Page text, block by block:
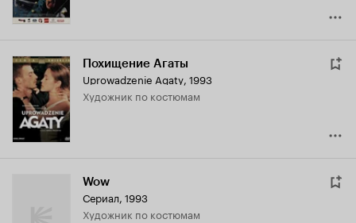
Похищение Агаты
Uprowadzenie Agaty, 1993
Художник по костюмам
Wow
Сериал, 1993
Художник по костюмам